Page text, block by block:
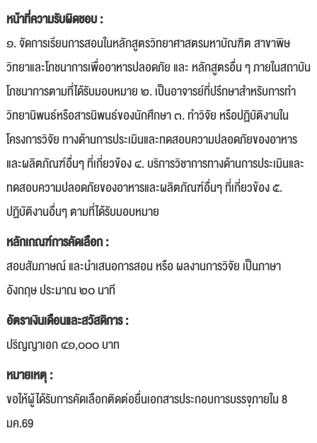
หน้าที่ความรับผิดชอบ :
๑. จัดการเรียนการสอนในหลักสูตรวิทยาศาสตรมหาบัณฑิต สาขาพิษ
วิทยาและโภชนาการเพื่ออาหารปลอดภัย และ หลักสูตรอื่น ๆ ภายในสถาบัน
โภชนาการตามที่ได้รับมอบหมาย ๒. เป็นอาจารย์ที่ปรึกษาสำหรับการทำ
วิทยานิพนธ์หรือสารนิพนธ์ของนักศึกษา ๓. ทำวิจัย หรือปฏิบัติงานใน
โครงการวิจัย ทางด้านการประเมินและทดสอบความปลอดภัยของอาหาร
และผลิตภัณฑ์อื่นๆ ที่เกี่ยวข้อง ๔. บริการวิชาการทางด้านการประเมินและ
ทดสอบความปลอดภัยของอาหารและผลิตภัณฑ์อื่นๆ ที่เกี่ยวข้อง ๕.
ปฏิบัติงานอื่นๆ ตามที่ได้รับมอบหมาย
หลักเกณฑ์การคัดเลือก :
สอบสัมภาษณ์ และนำเสนอการสอน หรือ ผลงานการวิจัย เป็นภาษา
อังกฤษ ประมาณ ๒๐ นาที
อัตราเงินเดือนและสวัสดิการ :
ปริญญาเอก ๔๑,๐๐๐ บาท
หมายเหตุ :
ขอให้ผู้ได้รับการคัดเลือกติดต่อยื่นเอกสารประกอบการบรรจุภายใน 8
มค.69